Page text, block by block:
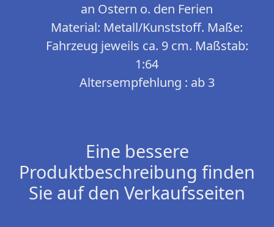
an Ostern o. den Ferien
Material: Metall/Kunststoff. Maße:
Fahrzeug jeweils ca. 9 cm. Maßstab:
1:64
Altersempfehlung : ab 3
Eine bessere
Produktbeschreibung finden
Sie auf den Verkaufsseiten